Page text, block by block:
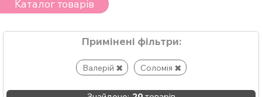
Каталог товарів
Примінені фільтри:
Валерій Соломія